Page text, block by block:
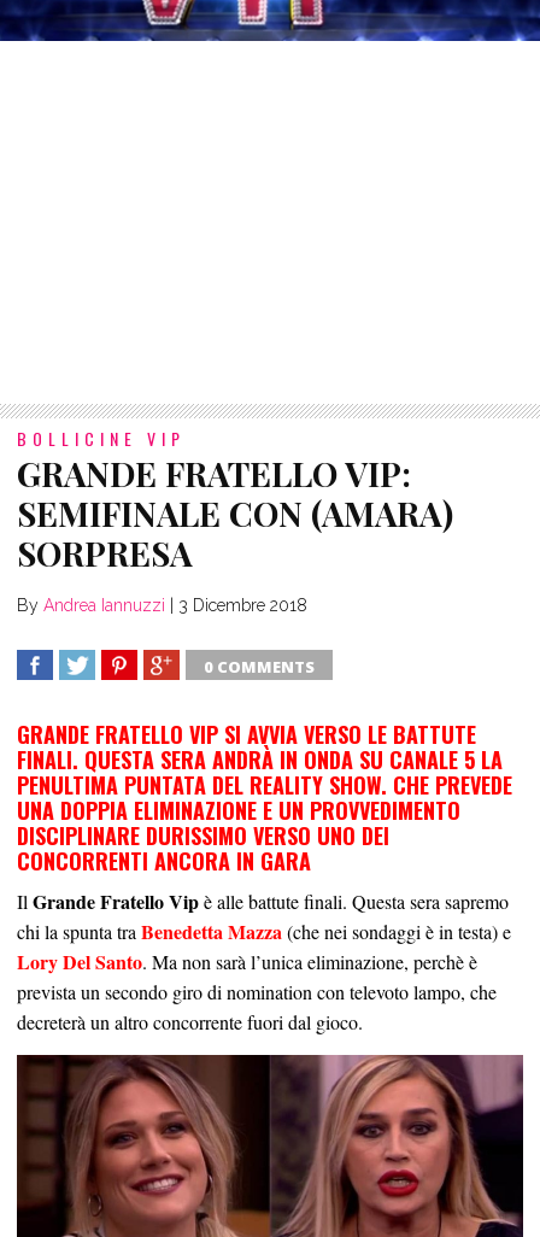
BOLLICINE VIP
GRANDE FRATELLO VIP:
SEMIFINALE CON (AMARA)
SORPRESA
By Andrea Iannuzzi 3 Dicembre 2018
0 COMMENTS
GRANDE FRATELLO VIP SI AVVIA VERSO LE BATTUTE
FINALI. QUESTA SERA ANDRÀ IN ONDA SU CANALE 5 LA
PENULTIMA PUNTATA DEL REALITY SHOW. CHE PREVEDE
UNA DOPPIA ELIMINAZIONE E UN PROVVEDIMENTO
DISCIPLINARE DURISSIMO VERSO UNO DEI
CONCORRENTI ANCORA IN GARA
IlGrande Fratello Vipè alle battute finali. Questa sera sapremo
chi la spunta traBenedetta Mazza(che nei sondaggi è in testa) e
Lory Del Santo. Ma non sarà l’unica eliminazione, perchè è
prevista un secondo giro di nomination con televoto lampo, che
decreterà un altro concorrente fuori dal gioco.